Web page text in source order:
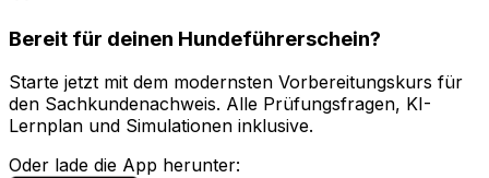
Bereit für deinen Hundeführerschein?
Starte jetzt mit dem modernsten Vorbereitungskurs für
den Sachkundenachweis. Alle Prüfungsfragen, KI-
Lernplan und Simulationen inklusive.
Oder lade die App herunter: